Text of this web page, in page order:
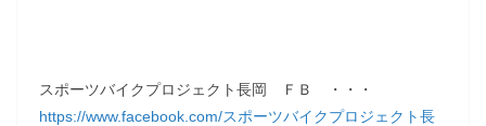
スポーツバイクプロジェクト長岡 ＦＢ ・・・
https://www.facebook.com/スポーツバイクプロジェクト長